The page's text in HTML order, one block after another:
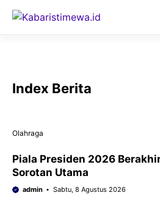
Langsung
Index Berita
Olahraga
Piala Presiden 2026
Sorotan Utama
admin Sabtu, 8 Agustus 2026